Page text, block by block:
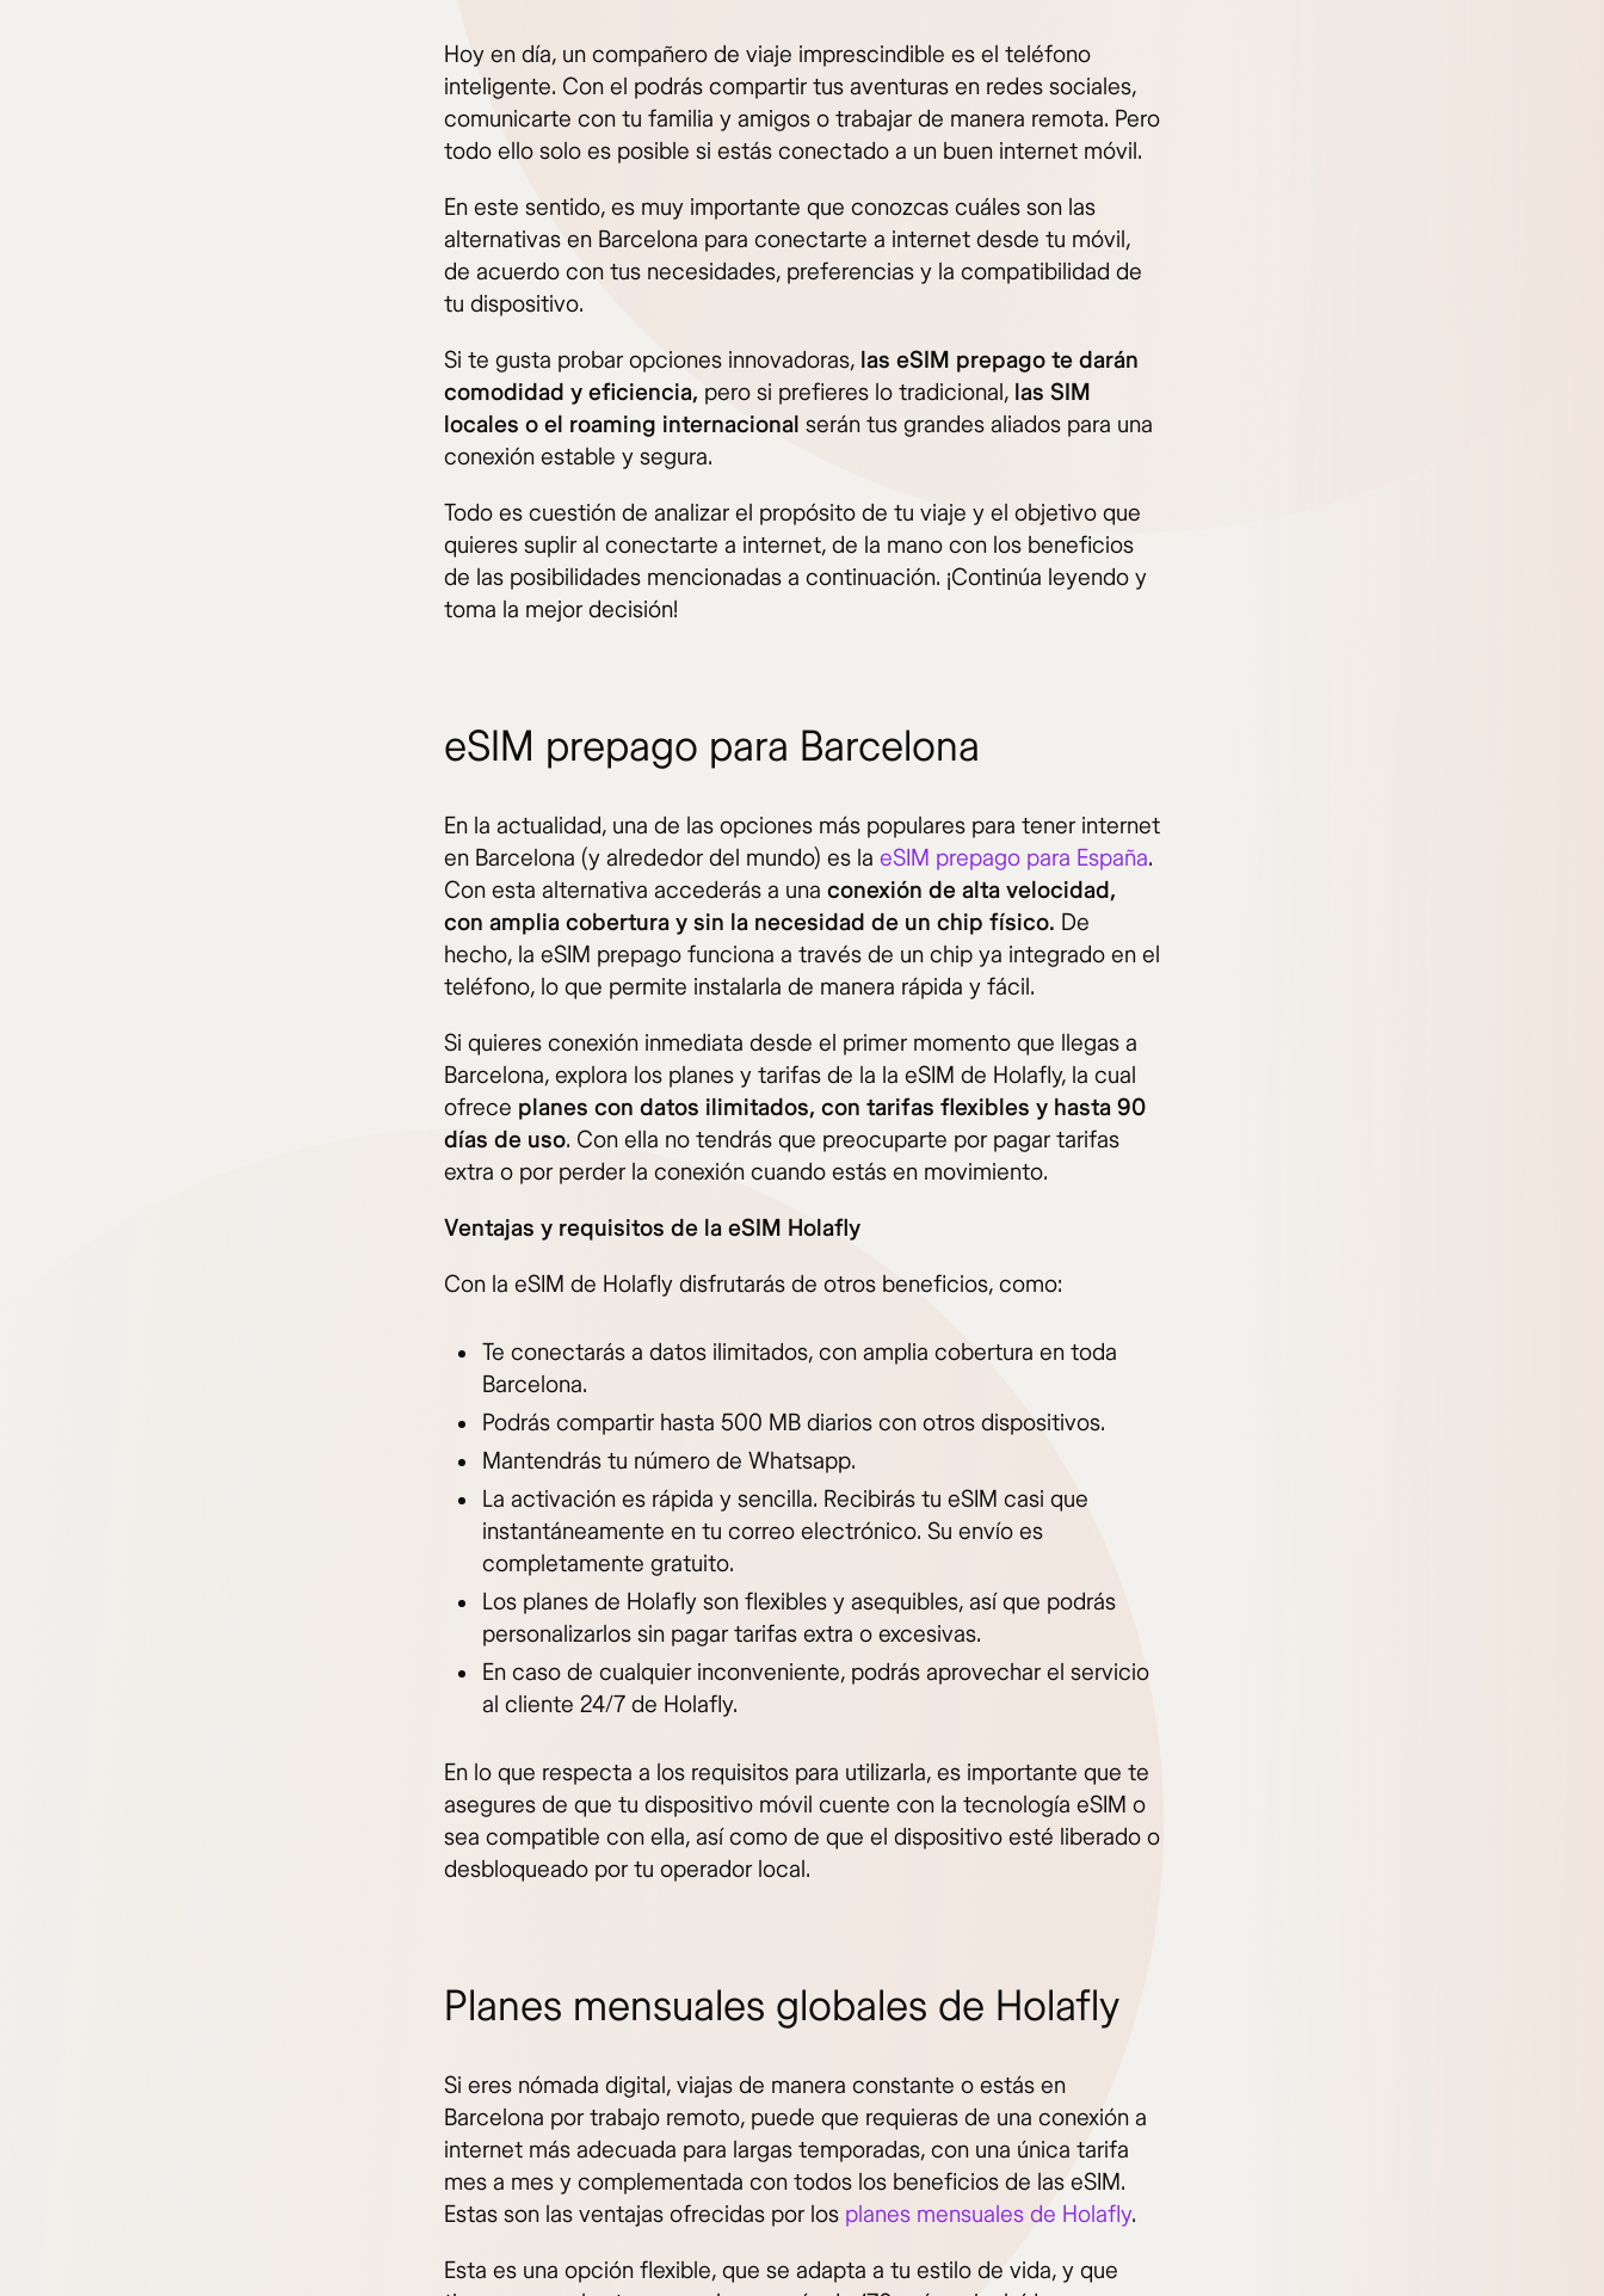
Hoy en día, un compañero de viaje imprescindible es el teléfono
inteligente. Con el podrás compartir tus aventuras en redes sociales,
comunicarte con tu familia y amigos o trabajar de manera remota. Pero
todo ello solo es posible si estás conectado a un buen internet móvil.
En este sentido, es muy importante que conozcas cuáles son las
alternativas en Barcelona para conectarte a internet desde tu móvil,
de acuerdo con tus necesidades, preferencias y la compatibilidad de
tu dispositivo.
Si te gusta probar opciones innovadoras, las eSIM prepago te darán
comodidad y eficiencia, pero si prefieres lo tradicional, las SIM
locales o el roaming internacional serán tus grandes aliados para una
conexión estable y segura.
Todo es cuestión de analizar el propósito de tu viaje y el objetivo que
quieres suplir al conectarte a internet, de la mano con los beneficios
de las posibilidades mencionadas a continuación. ¡Continúa leyendo y
toma la mejor decisión!
eSIM prepago para Barcelona
En la actualidad, una de las opciones más populares para tener internet
en Barcelona (y alrededor del mundo) es la eSIM prepago para España.
Con esta alternativa accederás a una conexión de alta velocidad,
con amplia cobertura y sin la necesidad de un chip físico. De
hecho, la eSIM prepago funciona a través de un chip ya integrado en el
teléfono, lo que permite instalarla de manera rápida y fácil.
Si quieres conexión inmediata desde el primer momento que llegas a
Barcelona, explora los planes y tarifas de la la eSIM de Holafly, la cual
ofrece planes con datos ilimitados, con tarifas flexibles y hasta 90
días de uso. Con ella no tendrás que preocuparte por pagar tarifas
extra o por perder la conexión cuando estás en movimiento.
Ventajas y requisitos de la eSIM Holafly
Con la eSIM de Holafly disfrutarás de otros beneficios, como:
Te conectarás a datos ilimitados, con amplia cobertura en toda
Barcelona.
Podrás compartir hasta 500 MB diarios con otros dispositivos.
Mantendrás tu número de Whatsapp.
La activación es rápida y sencilla. Recibirás tu eSIM casi que
instantáneamente en tu correo electrónico. Su envío es
completamente gratuito.
Los planes de Holafly son flexibles y asequibles, así que podrás
personalizarlos sin pagar tarifas extra o excesivas.
En caso de cualquier inconveniente, podrás aprovechar el servicio
al cliente 24/7 de Holafly.
En lo que respecta a los requisitos para utilizarla, es importante que te
asegures de que tu dispositivo móvil cuente con la tecnología eSIM o
sea compatible con ella, así como de que el dispositivo esté liberado o
desbloqueado por tu operador local.
Planes mensuales globales de Holafly
Si eres nómada digital, viajas de manera constante o estás en
Barcelona por trabajo remoto, puede que requieras de una conexión a
internet más adecuada para largas temporadas, con una única tarifa
mes a mes y complementada con todos los beneficios de las eSIM.
Estas son las ventajas ofrecidas por los planes mensuales de Holafly.
Esta es una opción flexible, que se adapta a tu estilo de vida, y que